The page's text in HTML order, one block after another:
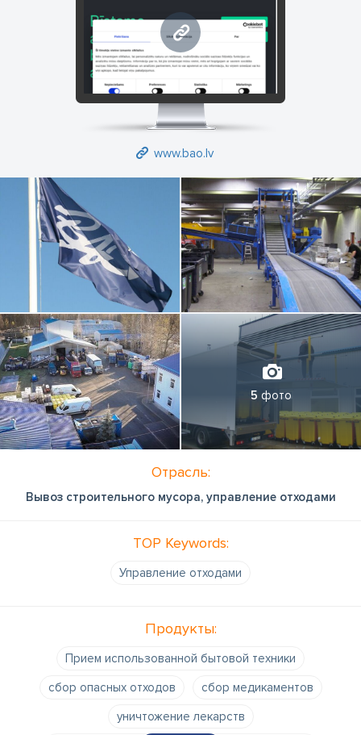
www.bao.lv
www.bao.lv
5 фото
Отрасль:
Вывоз строительного мусора, управление отходами
TOP Keywords:
Управление отходами
Продукты:
Прием использованной бытовой техники
сбор опасных отходов
сбор медикаментов
уничтожение лекарств